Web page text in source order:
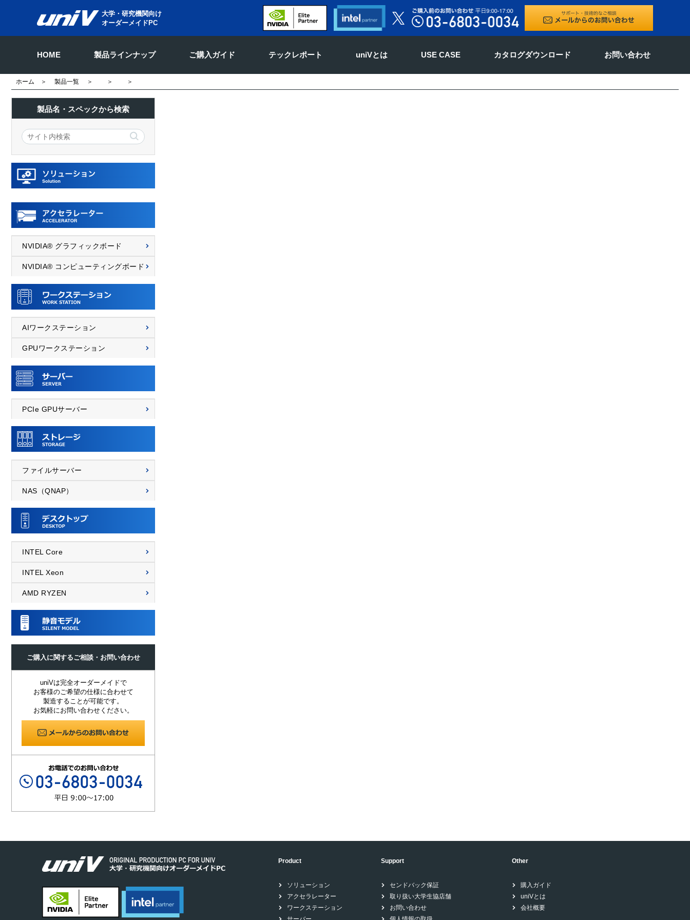
大学・研究機関向け
オーダーメイドPC
HOME 製品ラインナップ ご購入ガイド テックレポート uniVとは USE CASE カタログダウンロード お問い合わせ
ホーム ＞ 製品一覧 ＞ ＞ ＞
製品名・スペックから検索
NVIDIA® グラフィックボード
NVIDIA® コンピューティングボード
AIワークステーション
GPUワークステーション
PCIe GPUサーバー
ファイルサーバー
NAS（QNAP）
INTEL Core
INTEL Xeon
AMD RYZEN
ご購入に関するご相談・お問い合わせ
uniVは完全オーダーメイドで
お客様のご希望の仕様に合わせて
製造することが可能です。
お気軽にお問い合わせください。
Product
ソリューション
アクセラレーター
ワークステーション
Support
センドバック保証
取り扱い大学生協店舗
お問い合わせ
Other
購入ガイド
uniVとは
会社概要